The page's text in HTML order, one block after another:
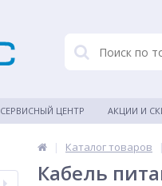
СЕРВИСНЫЙ ЦЕНТР АКЦИИ И
| Каталог товаров |
Кабель